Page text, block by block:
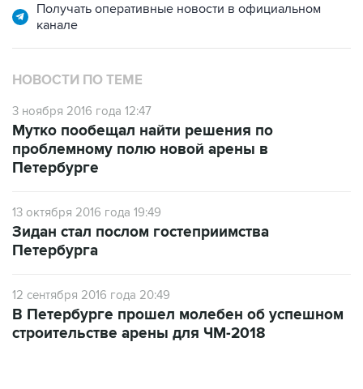
Получать оперативные новости в официальном
канале
НОВОСТИ ПО ТЕМЕ
3 ноября 2016 года 12:47
Мутко пообещал найти решения по
проблемному полю новой арены в
Петербурге
13 октября 2016 года 19:49
Зидан стал послом гостеприимства
Петербурга
12 сентября 2016 года 20:49
В Петербурге прошел молебен об успешном
строительстве арены для ЧМ-2018